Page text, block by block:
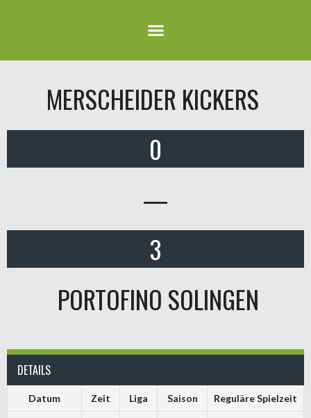
MERSCHEIDER KICKERS
0
—
3
PORTOFINO SOLINGEN
DETAILS
Datum Zeit Liga Saison Reguläre Spielzeit